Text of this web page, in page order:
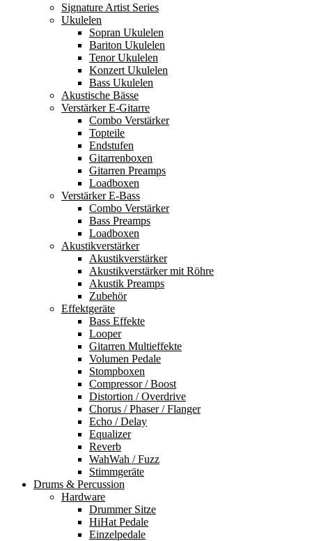
Signature Artist Series
Ukulelen
Sopran Ukulelen
Bariton Ukulelen
Tenor Ukulelen
Konzert Ukulelen
Bass Ukulelen
Akustische Bässe
Verstärker E-Gitarre
Combo Verstärker
Topteile
Endstufen
Gitarrenboxen
Gitarren Preamps
Loadboxen
Verstärker E-Bass
Combo Verstärker
Bass Preamps
Loadboxen
Akustikverstärker
Akustikverstärker
Akustikverstärker mit Röhre
Akustik Preamps
Zubehör
Effektgeräte
Bass Effekte
Looper
Gitarren Multieffekte
Volumen Pedale
Stompboxen
Compressor / Boost
Distortion / Overdrive
Chorus / Phaser / Flanger
Echo / Delay
Equalizer
Reverb
WahWah / Fuzz
Stimmgeräte
Drums & Percussion
Hardware
Drummer Sitze
HiHat Pedale
Einzelpedale